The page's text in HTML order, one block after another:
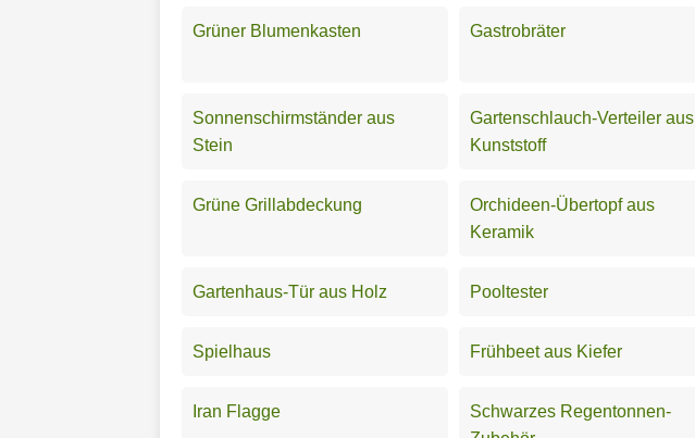
Grüner Blumenkasten Gastrobräter
Sonnenschirmständer aus
Stein
Gartenschlauch-Verteiler aus
Kunststoff
Grüne Grillabdeckung
Orchideen-Übertopf aus
Keramik
Gartenhaus-Tür aus Holz Pooltester
Spielhaus Frühbeet aus Kiefer
Iran Flagge
Schwarzes Regentonnen-